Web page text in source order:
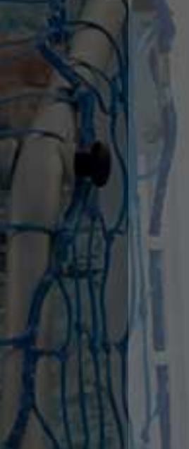
Azzurri
News
Grand Prix
Norme e
News
Flash News
Salvamento
Norme e
Risultati e
Campionati
Circuito
Calendario
Norme e
Risultati e
Graduatorie
Analisi e